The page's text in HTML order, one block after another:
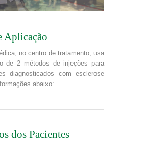
Aplicação
no centro de tratamento, usa
de 2 métodos de injeções para
diagnosticados com esclerose
abaixo:
dos Pacientes